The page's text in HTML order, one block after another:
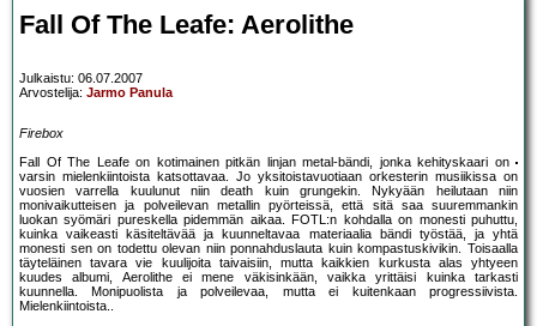
Fall Of The Leafe: Aerolithe
Julkaistu: 06.07.2007
Arvostelija: Jarmo Panula
Firebox
Fall Of The Leafe on kotimainen pitkän linjan metal-bändi, jonka kehityskaari on
varsin mielenkiintoista katsottavaa. Jo yksitoistavuotiaan orkesterin musiikissa on
vuosien varrella kuulunut niin death kuin grungekin. Nykyään heilutaan niin
monivaikutteisen ja polveilevan metallin pyörteissä, että sitä saa suuremmankin
luokan syömäri pureskella pidemmän aikaa. FOTL:n kohdalla on monesti puhuttu,
kuinka vaikeasti käsiteltävää ja kuunneltavaa materiaalia bändi työstää, ja yhtä
monesti sen on todettu olevan niin ponnahduslauta kuin kompastuskivikin. Toisaalla
täyteläinen tavara vie kuulijoita taivaisiin, mutta kaikkien kurkusta alas yhtyeen
kuudes albumi, Aerolithe ei mene väkisinkään, vaikka yrittäisi kuinka tarkasti
kuunnella. Monipuolista ja polveilevaa, mutta ei kuitenkaan progressiivista.
Mielenkiintoista..